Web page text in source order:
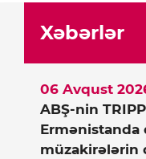
Xəbərlər
ABŞ-nin
Ermənistanda
müzakirələrin
06 Avqust